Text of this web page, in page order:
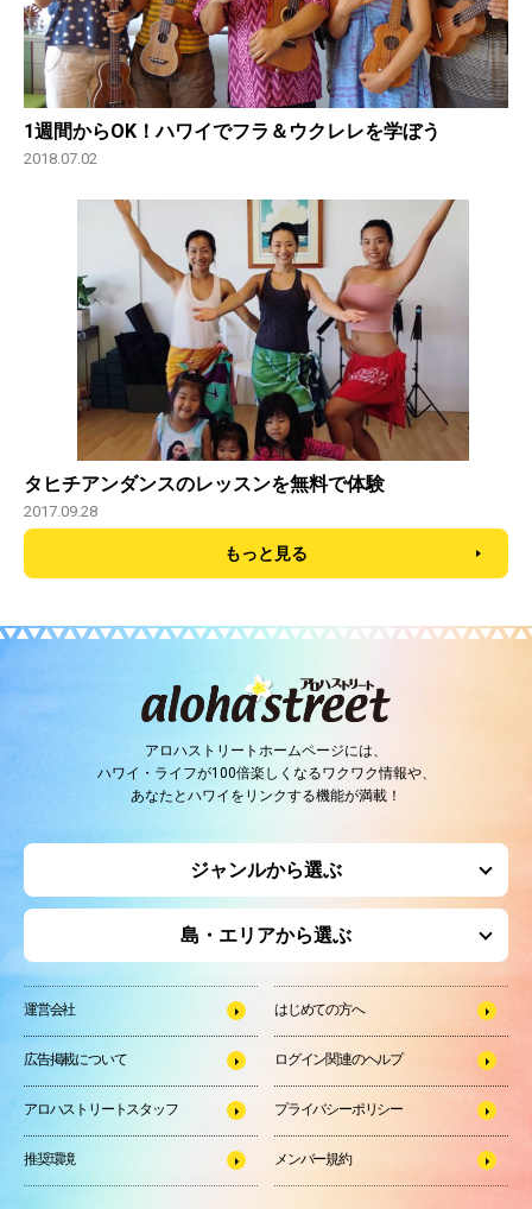
1週間からOK！ハワイでフラ＆ウクレレを学ぼう
2018.07.02
タヒチアンダンスのレッスンを無料で体験
2017.09.28
もっと見る
アロハストリートホームページには、
ハワイ・ライフが100倍楽しくなるワクワク情報や、
あなたとハワイをリンクする機能が満載！
ジャンルから選ぶ
島・エリアから選ぶ
運営会社 はじめての方へ
広告掲載について ログイン関連のヘルプ
アロハストリートスタッフ プライバシーポリシー
推奨環境 メンバー規約